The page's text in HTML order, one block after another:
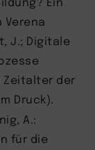
Verena
J.; Digitale
Zeitalter der
Druck).
A.:
für die